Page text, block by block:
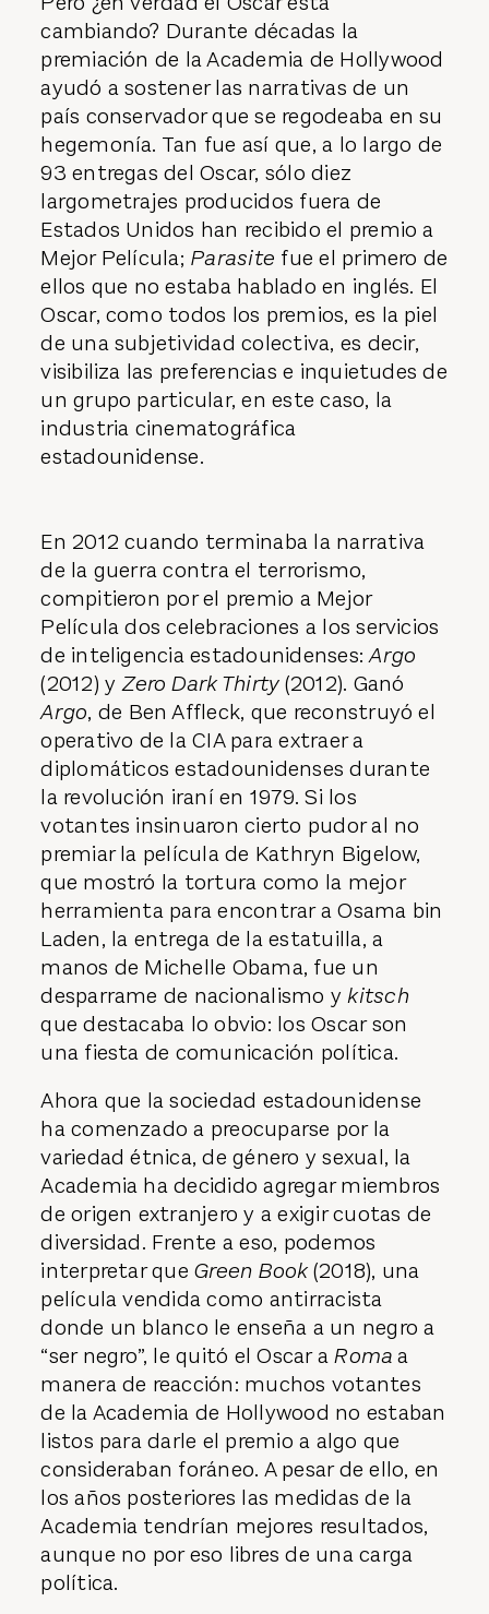
cambiando? Durante décadas la
premiación de la Academia de Hollywood
ayudó a sostener las narrativas de un
país conservador que se regodeaba en su
hegemonía. Tan fue así que, a lo largo de
93 entregas del Oscar, sólo diez
largometrajes producidos fuera de
Estados Unidos han recibido el premio a
Mejor Película; Parasite fue el primero de
ellos que no estaba hablado en inglés. El
Oscar, como todos los premios, es la piel
de una subjetividad colectiva, es decir,
visibiliza las preferencias e inquietudes de
un grupo particular, en este caso, la
industria cinematográfica
estadounidense.
En 2012 cuando terminaba la narrativa
de la guerra contra el terrorismo,
compitieron por el premio a Mejor
Película dos celebraciones a los servicios
de inteligencia estadounidenses:Argo
(2012) yZero Dark Thirty(2012). Ganó
Argo, de Ben Affleck, que reconstruyó el
operativo de la CIA para extraer a
diplomáticos estadounidenses durante
la revolución iraní en 1979. Si los
votantes insinuaron cierto pudor al no
premiar la película de Kathryn Bigelow,
que mostró la tortura como la mejor
herramienta para encontrar a Osama bin
Laden, la entrega de la estatuilla, a
manos de Michelle Obama, fue un
desparrame de nacionalismo ykitsch
que destacaba lo obvio: los Oscar son
una fiesta de comunicación política.
Ahora que la sociedad estadounidense
ha comenzado a preocuparse por la
variedad étnica, de género y sexual, la
Academia ha decidido agregar miembros
de origen extranjero y a exigir cuotas de
diversidad. Frente a eso, podemos
interpretar queGreen Book(2018), una
película vendida como antirracista
donde un blanco le enseña a un negro a
“ser negro”, le quitó el Oscar aRomaa
manera de reacción: muchos votantes
de la Academia de Hollywood no estaban
listos para darle el premio a algo que
consideraban foráneo. A pesar de ello, en
los años posteriores las medidas de la
Academia tendrían mejores resultados,
aunque no por eso libres de una carga
política.